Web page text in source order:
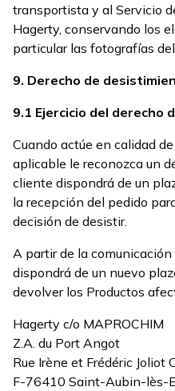
transportista y al Servicio
Hagerty, conservando los
particular las fotografías
9. Derecho de
9.1 Ejercicio del derecho
Cuando actúe en calidad
aplicable le reconozca un
cliente dispondrá de un
la recepción del pedido
decisión de desistir.
A partir de la
dispondrá de un nuevo
devolver los Productos
Hagerty c/o MAPROCHIM
Z.A. du Port Angot
Rue Irène et Frédéric Joliot
F-76410 Saint-Aubin-lès-